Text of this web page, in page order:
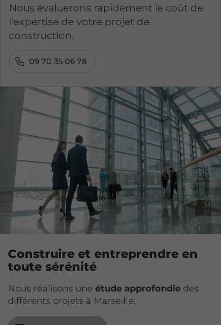
Nous évaluerons rapidement le coût de
l'expertise de votre projet de
construction.
09 70 35 06 78
Construire et entreprendre en
toute sérénité
Nous réalisons une étude approfondie des
différents projets à Marseille.